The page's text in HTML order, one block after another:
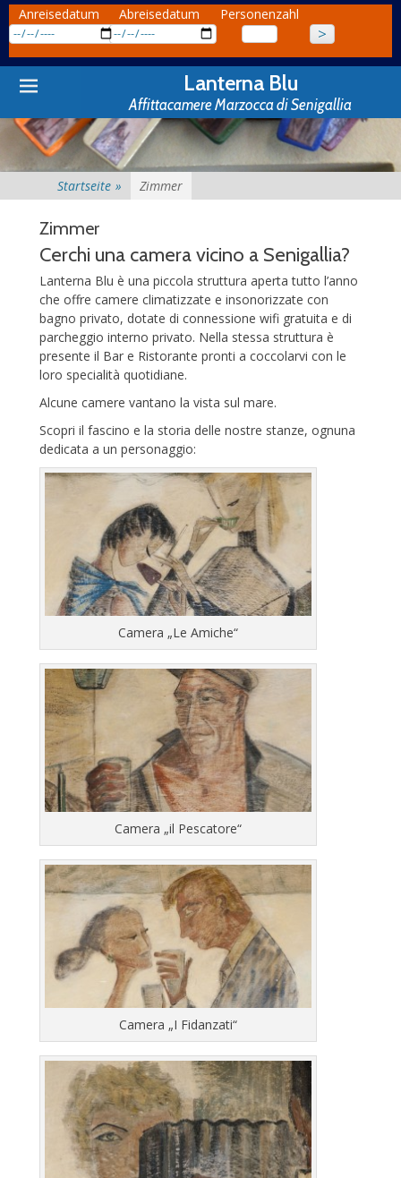
Anreisedatum Abreisedatum Personenzahl
Primary
Menu
Skip
to
Lanterna Blu
Affittacamere Marzocca di Senigallia
Startseite » Zimmer
Zimmer
Cerchi una camera vicino a Senigallia?
Lanterna Blu è una piccola struttura aperta tutto l’anno
che offre camere climatizzate e insonorizzate con
bagno privato, dotate di connessione wifi gratuita e di
parcheggio interno privato. Nella stessa struttura è
presente il Bar e Ristorante pronti a coccolarvi con le
loro specialità quotidiane.
Alcune camere vantano la vista sul mare.
Scopri il fascino e la storia delle nostre stanze, ognuna
dedicata a un personaggio:
Camera „Le Amiche“
Camera „il Pescatore“
Camera „I Fidanzati“